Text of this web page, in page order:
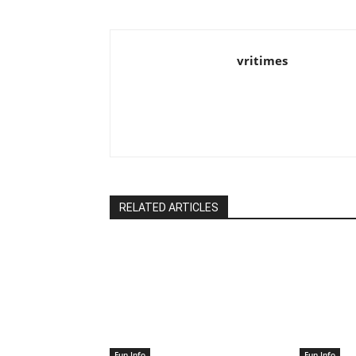
vritimes
RELATED ARTICLES